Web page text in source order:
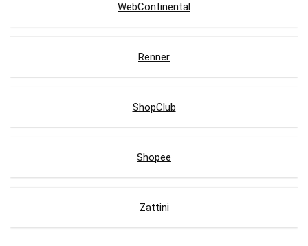
WebContinental
Renner
ShopClub
Shopee
Zattini